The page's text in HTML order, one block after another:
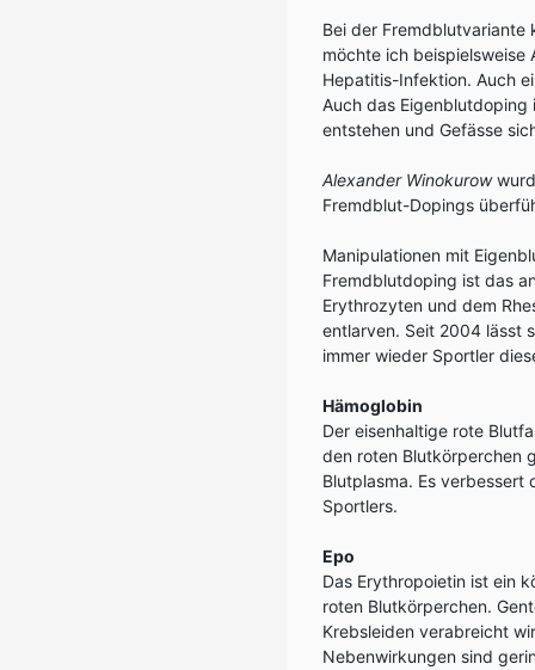
Bei der Fremdblutvariante
möchte ich beispielsweise
Hepatitis-Infektion. Auch
Auch das Eigenblutdoping
entstehen und Gefässe
Alexander Winokurow
Fremdblut-Dopings
Manipulationen mit
Fremdblutdoping ist das
Erythrozyten und dem
entlarven. Seit 2004 lässt
immer wieder Sportler
Hämoglobin
Der eisenhaltige rote
den roten Blutkörperchen
Blutplasma. Es
Sportlers.
Epo
Das Erythropoietin ist ein
roten Blutkörperchen.
Krebsleiden verabreicht
Nebenwirkungen sind